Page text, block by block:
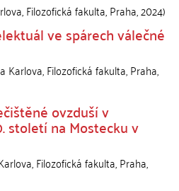
Filozofická fakulta,Praha,2024)
ve spárech válečné
Karlova, Filozofická fakulta,Praha,
ovzduší v
století na Mostecku v
Filozofická fakulta,Praha,